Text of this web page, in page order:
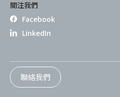
關注我們
Facebook
LinkedIn
聯絡我們